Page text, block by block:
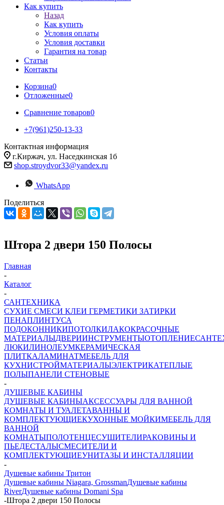
Как купить
Назад
Как купить
Условия оплаты
Условия доставки
Гарантия на товар
Статьи
Контакты
Корзина0
Отложенные0
Сравнение товаров0
+7(961)250-13-33
Контактная информация
г.Киржач, ул. Наседкинская 1б
shop.stroydvor33@yandex.ru
WhatsApp
Поделиться
Штора 2 двери 150 Полосы
Главная
-
Каталог
-
САНТЕХНИКА
СУХИЕ СМЕСИ КЛЕИ ГЕРМЕТИКИ ЗАТИРКИ
ПЕНАПЛИНТУСА
ПОДОКОННИКИПОТОЛКИЛАКОКРАСОЧНЫЕ
МАТЕРИАЛЫДВЕРИИНСТРУМЕНТЫОТОПЛЕНИЕ
ЛЮКИЛИНОЛЕУМКЕРАМИЧЕСКАЯ
ПЛИТКАЛАМИНАТМЕБЕЛЬ ДЛЯ
КУХНИСТРОЙМАТЕРИАЛЫЭЛЕКТРИКАТЕПЛЫЕ
ПОЛЫПАНЕЛИ СТЕНОВЫЕ
-
ДУШЕВЫЕ КАБИНЫ
ДУШЕВЫЕ КАБИНЫАКСЕССУАРЫ ДЛЯ ВАННОЙ
КОМНАТЫ И ТУАЛЕТАВАННЫ И
КОМПЛЕКТУЮЩИЕКУХОННЫЕ МОЙКИМЕБЕЛЬ ДЛЯ
ВАННОЙ
КОМНАТЫПОЛОТЕНЦЕСУШИТЕЛИРАКОВИНЫ И
ПЬЕДЕСТАЛЫСМЕСИТЕЛИ И
КОМПЛЕКТУЮЩИЕУНИТАЗЫ И ИНСТАЛЛЯЦИИ
-
Душевые кабины Тритон
Душевые кабины Niagara, GrossmanДушевые кабины
RiverДушевые кабины Domani Spa
-Штора 2 двери 150 Полосы